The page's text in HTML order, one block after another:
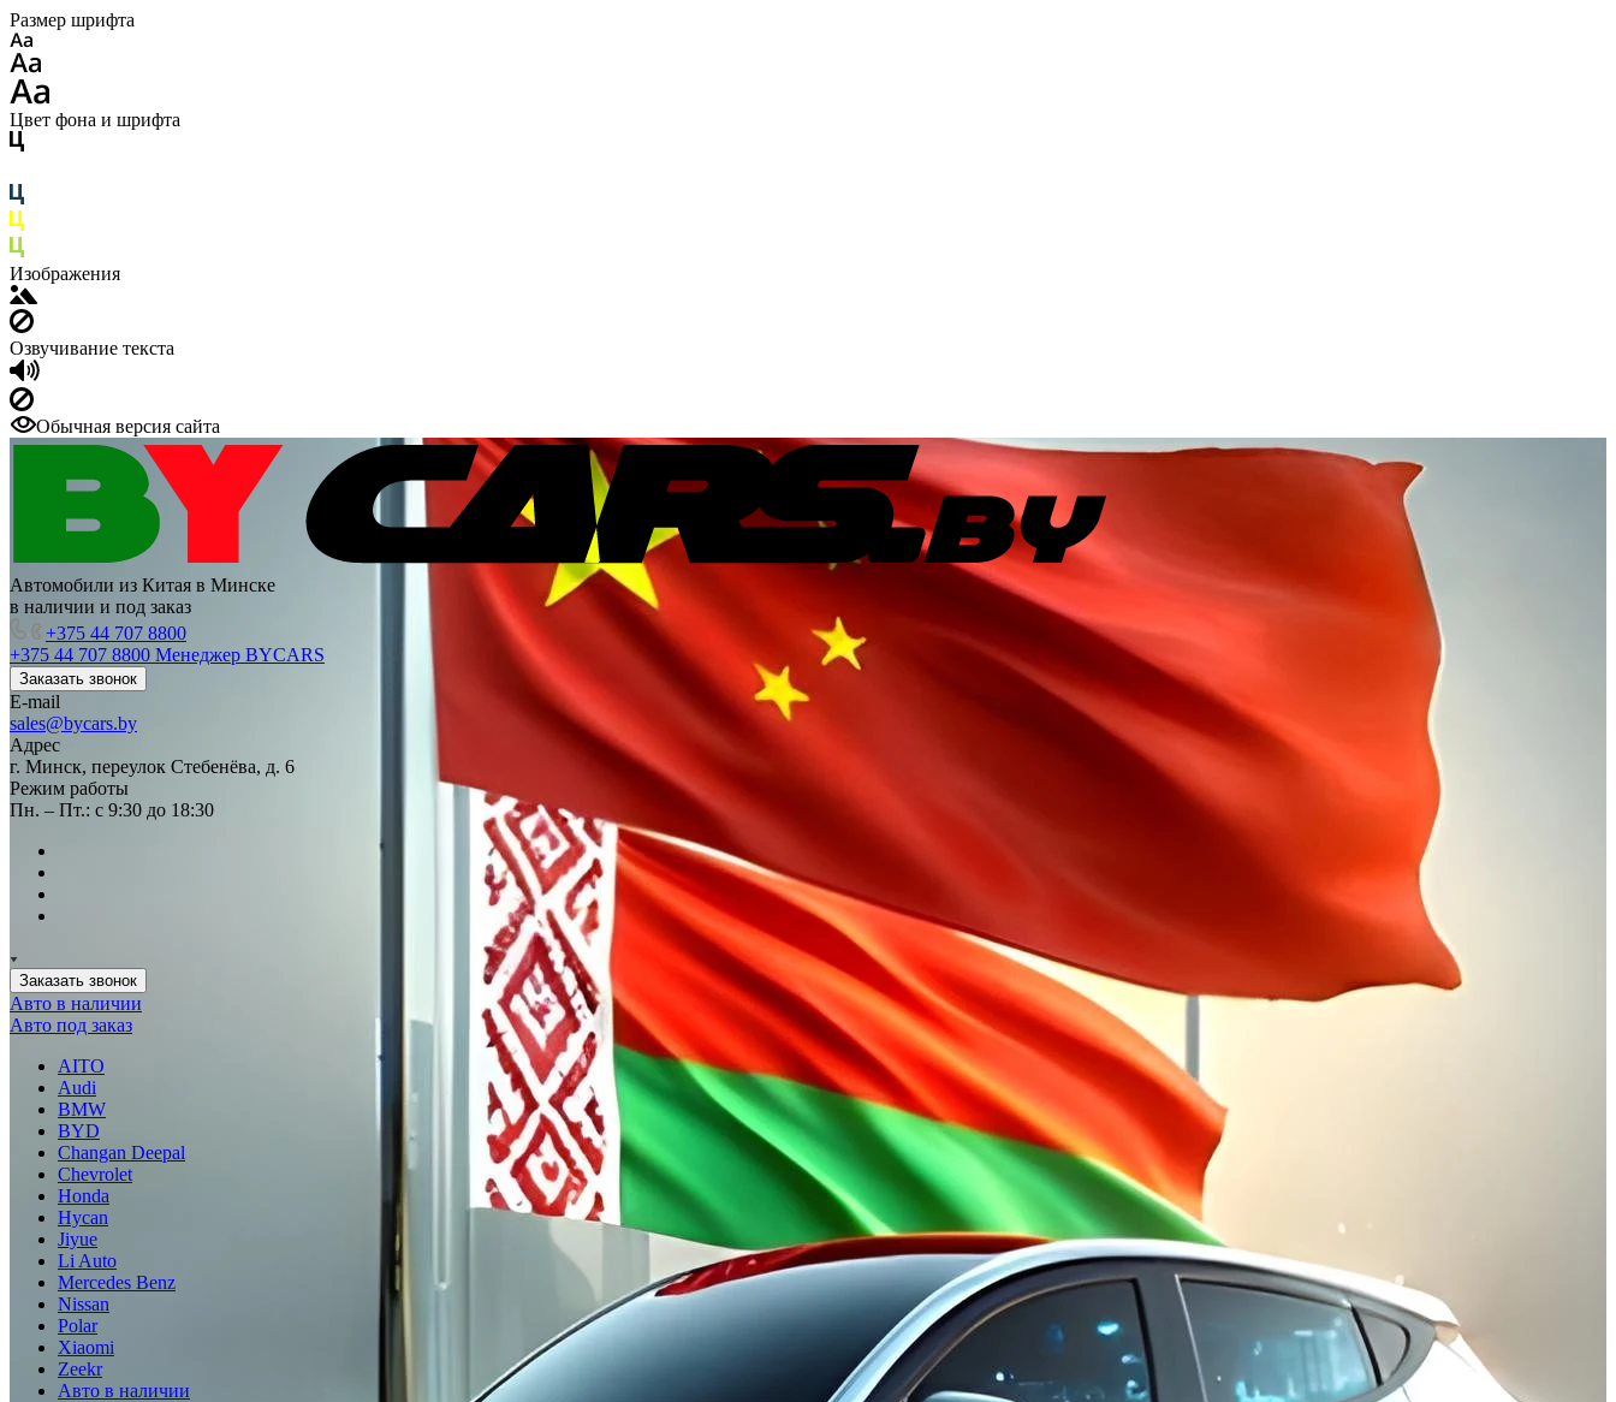
Размер шрифта
Цвет фона и шрифта
Изображения
Озвучивание текста
Обычная версия сайта
Автомобили из Китая в Минске
в наличии и под заказ
+375 44 707 8800
+375 44 707 8800 Менеджер BYCARS
Заказать звонок
E-mail
sales@bycars.by
Адрес
г. Минск, переулок Стебенёва, д. 6
Режим работы
Пн. – Пт.: с 9:30 до 18:30
Заказать звонок
Авто в наличии
Авто под заказ
AITO
Audi
BMW
BYD
Changan Deepal
Chevrolet
Honda
Hycan
Jiyue
Li Auto
Mercedes Benz
Nissan
Polar
Xiaomi
Zeekr
Авто в наличии